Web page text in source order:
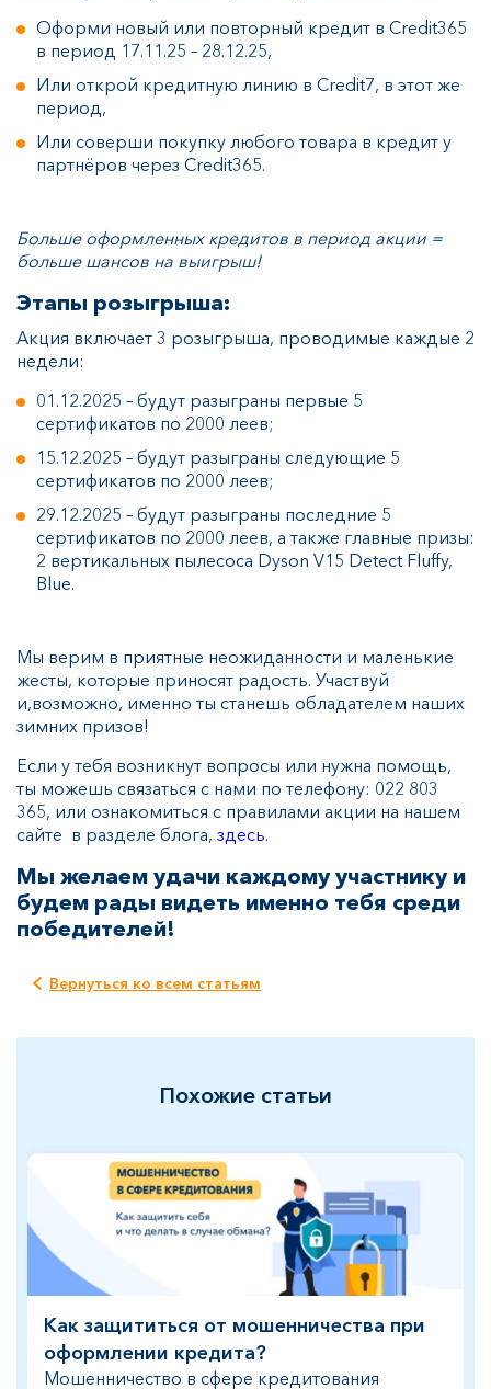
Оформи новый или повторный кредит в Credit365
в период 17.11.25 – 28.12.25,
Или открой кредитную линию в Credit7, в этот же
период,
Или соверши покупку любого товара в кредит у
партнёров через Credit365.
Больше оформленных кредитов в период акции =
больше шансов на выигрыш!
Этапы розыгрыша:
Акция включает 3 розыгрыша, проводимые каждые 2
недели:
01.12.2025 – будут разыграны первые 5
сертификатов по 2000 леев;
15.12.2025 – будут разыграны следующие 5
сертификатов по 2000 леев;
29.12.2025 – будут разыграны последние 5
сертификатов по 2000 леев, а также главные призы:
2 вертикальных пылесоса Dyson V15 Detect Fluffy,
Blue.
Мы верим в приятные неожиданности и маленькие
жесты, которые приносят радость. Участвуй
и,возможно, именно ты станешь обладателем наших
зимних призов!
Если у тебя возникнут вопросы или нужна помощь,
ты можешь связаться с нами по телефону: 022 803
365, или ознакомиться с правилами акции на нашем
сайте в разделе блога, здесь.
Мы желаем удачи каждому участнику и
будем рады видеть именно тебя среди
победителей!
Вернуться ко всем статьям
Похожие статьи
Как защититься от мошенничества при
оформлении кредита?
Мошенничество в сфере кредитования